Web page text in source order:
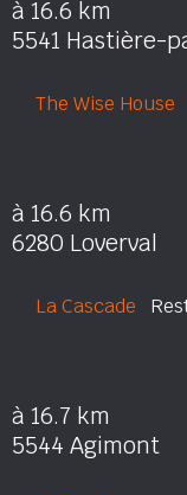
à 16.6 km
5541 Hastière-
The Wise House
à 16.6 km
6280 Loverval
La Cascade
à 16.7 km
5544 Agimont